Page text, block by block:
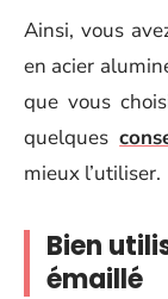
Ainsi, vous
en acier
que vous
quelques
mieux l’utiliser.
Bien
émaillé